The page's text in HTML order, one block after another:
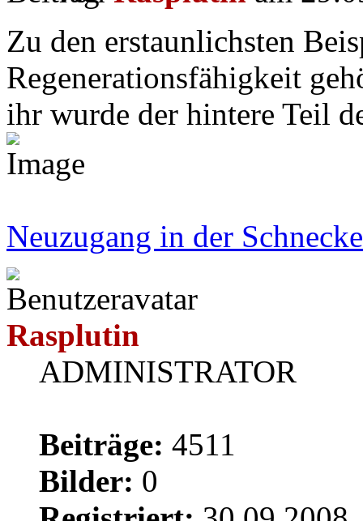
Zu den erstaunlichsten
Regenerationsfähigkeit
ihr wurde der hintere Teil
Neuzugang in der
Rasplutin
ADMINISTRATOR
Beiträge: 4511
Bilder: 0